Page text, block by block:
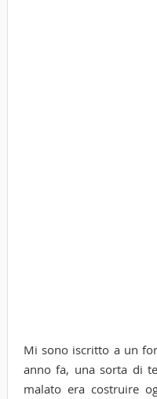
Mi sono iscritto a un
anno fa, una sorta di
malato era costruire